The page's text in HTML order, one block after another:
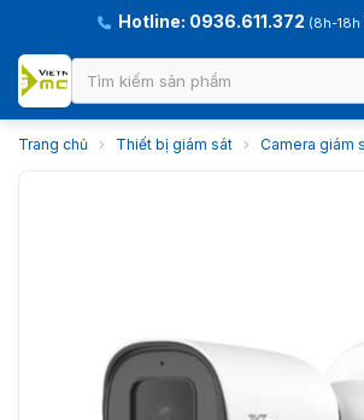
Hotline: 0936.611.372 (8h-18h
Trang chủ › Thiết bị giám sát › Camera giám